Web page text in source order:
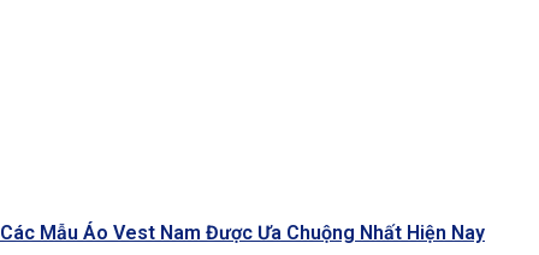
Các Mẫu Áo Vest Nam Được Ưa Chuộng Nhất Hiện Nay